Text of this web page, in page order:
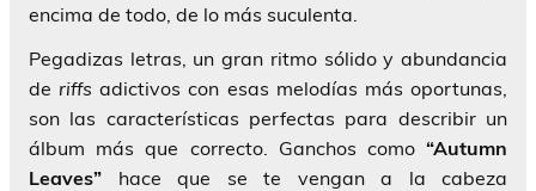
encima de todo, de lo más suculenta.
Pegadizas letras, un gran ritmo sólido y abundancia
de riffs adictivos con esas melodías más oportunas,
son las características perfectas para describir un
álbum más que correcto. Ganchos como “Autumn
Leaves” hace que se te vengan a la cabeza